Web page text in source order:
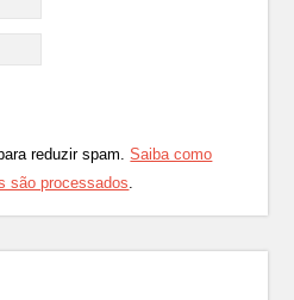
reduzir spam.Saiba como
são processados.